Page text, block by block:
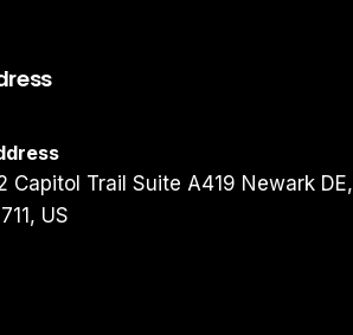
Capitol Trail Suite A419 Newark DE,
US